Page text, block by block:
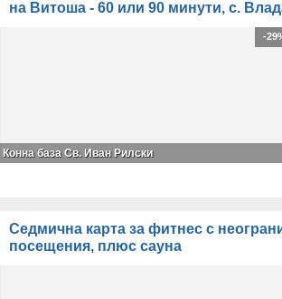
на Витоша - 60 или 90 минути, с.
-
Конна база Св. Иван Рилски
Седмична карта за фитнес с
посещения, плюс сауна